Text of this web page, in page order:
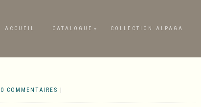
ACCUEIL CATALOGUE COLLECTION ALPAGA
0 COMMENTAIRES